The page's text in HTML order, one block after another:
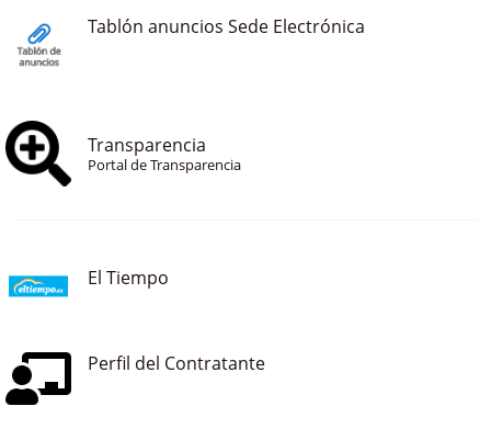
Tablón anuncios Sede Electrónica
Transparencia
Portal de Transparencia
El Tiempo
Perfil del Contratante